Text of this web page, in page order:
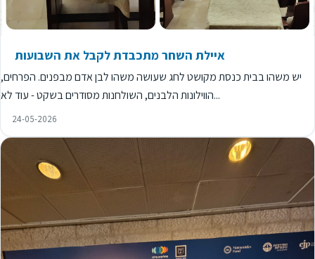
איילת השחר מתכבדת לקבל את השבועות
יש משהו בבית כנסת מקושט לחג שעושה משהו לבן אדם מבפנים. הפרחים,
הווילונות הלבנים, השולחנות מסודרים בשקט - עוד לא...
24-05-2026